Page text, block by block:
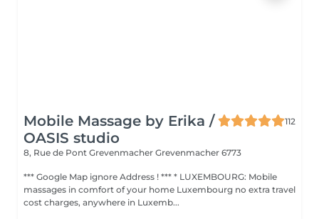
Mobile Massage by Erika /
OASIS studio
112
8, Rue de Pont Grevenmacher Grevenmacher 6773
*** Google Map ignore Address ! *** * LUXEMBOURG: Mobile
massages in comfort of your home Luxembourg no extra travel
cost charges, anywhere in Luxemb...